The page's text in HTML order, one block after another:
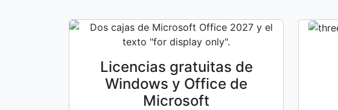
Licencias gratuitas de
Windows y Office de
Microsoft